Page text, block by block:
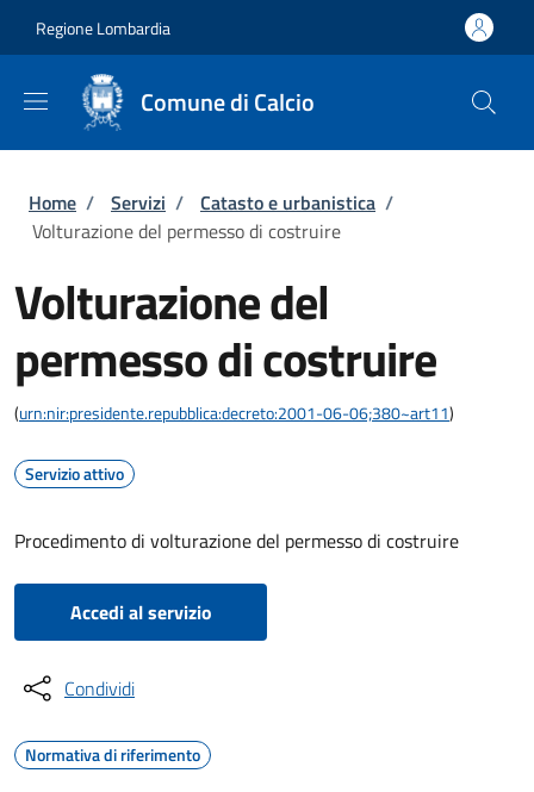
Regione Lombardia
Comune di Calcio
Briciole di pane
Home / Servizi / Catasto e urbanistica /
Volturazione del permesso di costruire
Volturazione del
permesso di costruire
(urn:nir:presidente.repubblica:decreto:2001-06-06;380~art11)
Servizio attivo
Procedimento di volturazione del permesso di costruire
Accedi al servizio
Condividi
Normativa di riferimento